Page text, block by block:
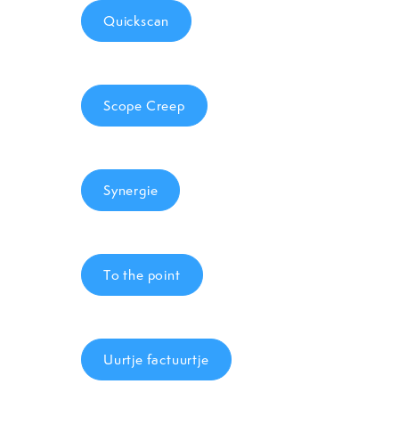
Quickscan
Scope Creep
Synergie
To the point
Uurtje factuurtje